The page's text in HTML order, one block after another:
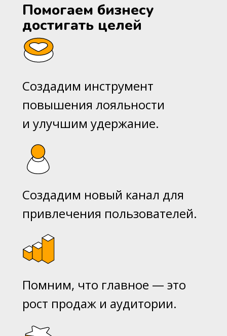
Создадим инструмент
повышения лояльности
и улучшим удержание.
Создадим новый канал для
привлечения пользователей.
Помним, что главное — это
рост продаж и аудитории.
Помогаем бизнесу
достигать целей